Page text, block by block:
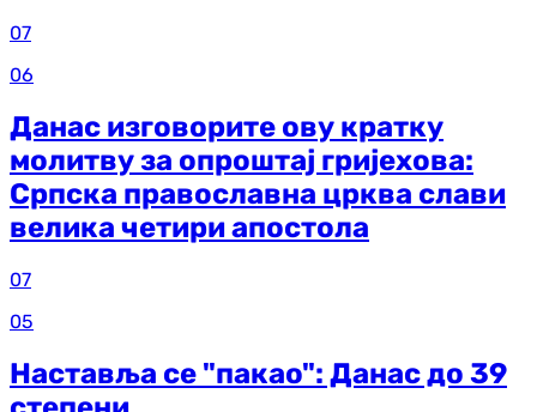
07
06
Данас изговорите ову кратку
молитву за опроштај гријехова:
Српска православна црква слави
велика четири апостола
07
05
Наставља се "пакао": Данас до 39